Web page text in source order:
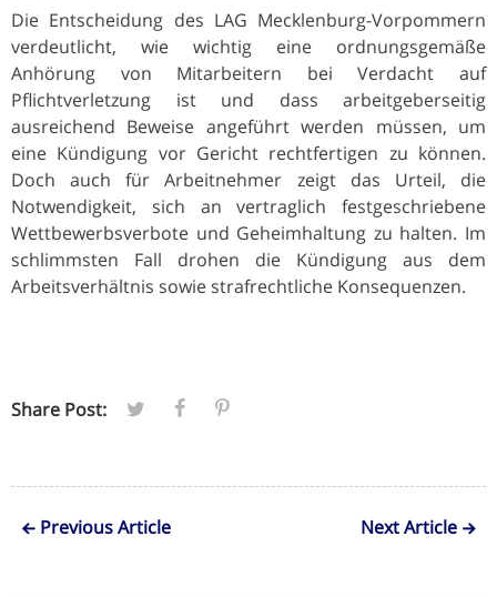
Die Entscheidung des LAG Mecklenburg-Vorpommern
verdeutlicht, wie wichtig eine ordnungsgemäße
Anhörung von Mitarbeitern bei Verdacht auf
Pflichtverletzung ist und dass arbeitgeberseitig
ausreichend Beweise angeführt werden müssen, um
eine Kündigung vor Gericht rechtfertigen zu können.
Doch auch für Arbeitnehmer zeigt das Urteil, die
Notwendigkeit, sich an vertraglich festgeschriebene
Wettbewerbsverbote und Geheimhaltung zu halten. Im
schlimmsten Fall drohen die Kündigung aus dem
Arbeitsverhältnis sowie strafrechtliche Konsequenzen.
Share Post:
Previous Article Next Article